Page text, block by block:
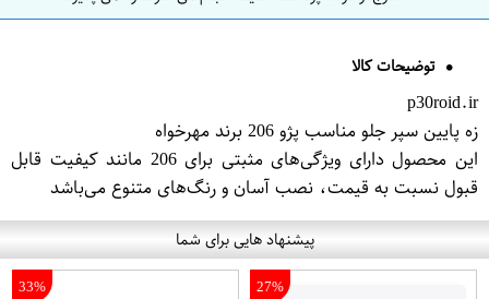
توضیحات کالا
p30roid.ir
زه پایین سپر جلو مناسب پژو 206 برند مهرخواه
این محصول دارای ویژگی‌های مثبتی برای 206 مانند کیفیت قابل
قبول نسبت به قیمت، نصب آسان و رنگ‌های متنوع می‌باشد
پیشنهاد هایی برای شما
27%
33%